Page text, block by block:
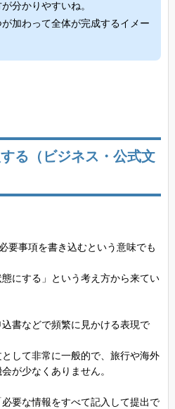
分かりやすいね。
加わって全体が完成するイメー
る（ビジネス・公式文
要事項を書き込むという意味でも
にする」という考え方から来てい
書などで頻繁に見かける表現で
して非常に一般的で、旅行や海外
が少なくありません。
要な情報をすべて記入して提出で